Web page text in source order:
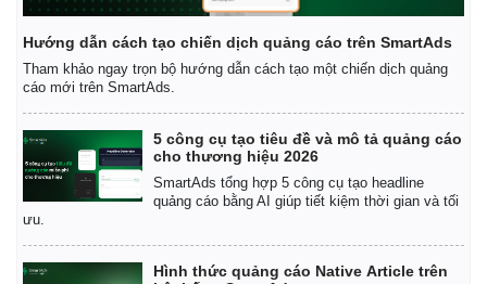
Hướng dẫn cách tạo chiến dịch quảng cáo trên SmartAds
Tham khảo ngay trọn bộ hướng dẫn cách tạo một chiến dịch quảng
cáo mới trên SmartAds.
5 công cụ tạo tiêu đề và mô tả quảng cáo
cho thương hiệu 2026
SmartAds tổng hợp 5 công cụ tạo headline
quảng cáo bằng AI giúp tiết kiệm thời gian và tối
ưu.
Hình thức quảng cáo Native Article trên